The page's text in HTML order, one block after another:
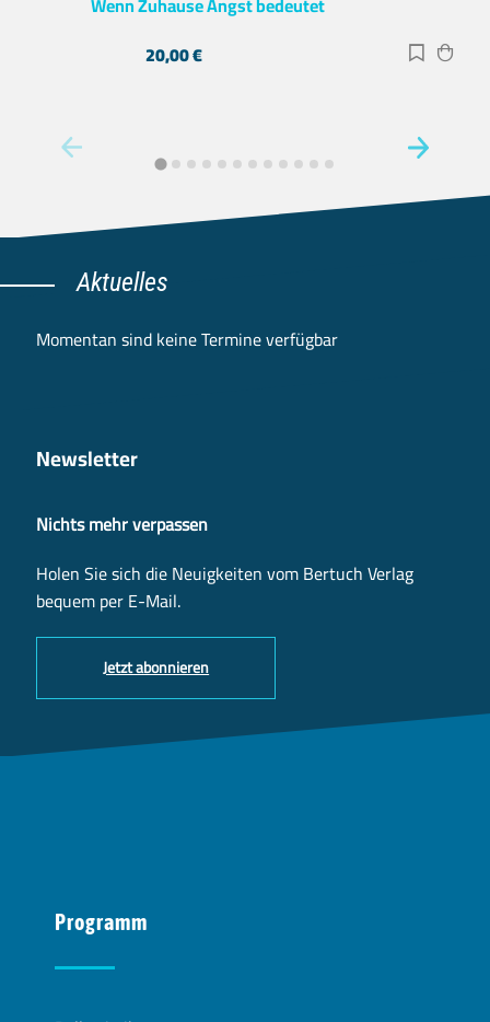
20,00€ Zur
Aktuelles
Momentan sind keine Termine verfügbar
Newsletter
Nichts mehr verpassen
Holen Sie sich die Neuigkeiten vom Bertuch Verlag
bequem per E-Mail.
Jetzt abonnieren
Programm